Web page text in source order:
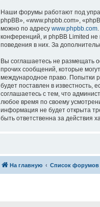
Наши форумы работают под
phpBB», «www.phpbb.com»,
можно по адресу www.phpbb.com
конференций, и phpBB Limited не
поведения в них. За
Вы соглашаетесь не размещать
прочих сообщений, которые
международное право. Попытки
будет поставлен в известность,
соглашаетесь с тем, что
любое время по своему
информация не будет открыта
быть ответственна за действия
На главную Список форумов